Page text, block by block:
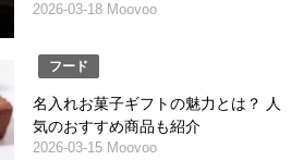
2026-03-18 Moovoo
フード
名入れお菓子ギフトの魅力とは？ 人
気のおすすめ商品も紹介
2026-03-15 Moovoo